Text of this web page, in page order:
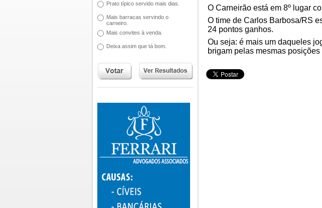
Prato típico servido mais dias.
Mais barracas servindo o
carneiro.
Mais convites à venda.
Deixa assim que tá bom.
O Carneirão está em 8º lugar
O time de Carlos Barbosa/RS
24 pontos ganhos.
Ou seja: é mais um daqueles
brigam pelas mesmas posições